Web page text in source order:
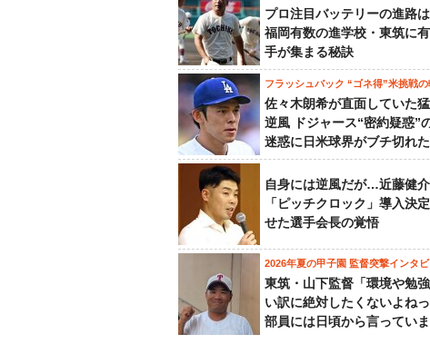
プロ注目バッテリーの進路は
福岡有数の進学校・東筑に
手が集まる秘訣
フラッシュバック “ゴネ得”米挑戦
佐々木朗希が直面していた
逆風 ドジャース“密約疑惑”
迷惑に日米球界がブチ切れた
自身には逆風だが…近藤健
「ピッチクロック」導入決
せた選手会長の覚悟
2026年夏の甲子園 監督突撃インタ
東筑・山下監督「環境や勉
い訳に絶対したくないよねっ
部員には日頃から言っていま